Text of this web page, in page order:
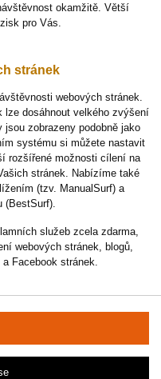
okamžitě. Větší
pro Vás.
stránek
webových stránek.
dosáhnout velkého zvýšení
zobrazeny podobně jako
systému si můžete nastavit
rozšířené možnosti cílení na
stránek. Nabízíme také
(tzv. ManualSurf) a
(BestSurf).
služeb zcela zdarma,
webových stránek, blogů,
Facebook stránek.